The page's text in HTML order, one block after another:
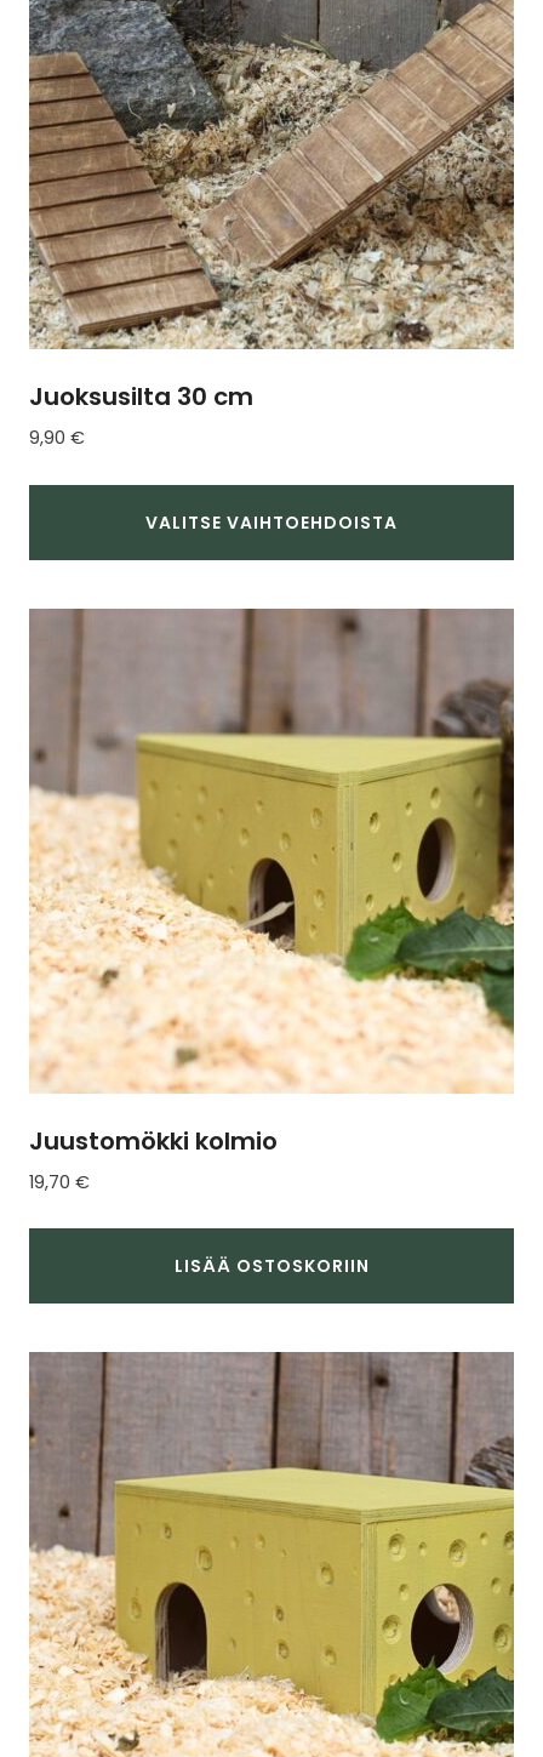
Juoksusilta 30 cm
9,90 €
VALITSE VAIHTOEHDOISTA
tuotteella
tehdä
valinnat
tuotteen
sivulla.
Juustomökki kolmio
19,70 €
LISÄÄ OSTOSKORIIN